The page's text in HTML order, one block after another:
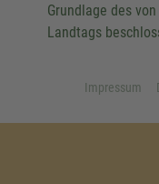
Grundlage des
Landtags
Impressum